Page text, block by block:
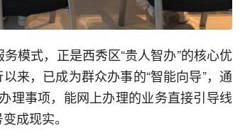
模式，正是西秀区“贵人智办”的核心优
来，已成为群众办事的“智能向导”，通
理事项，能网上办理的业务直接引导线
成现实。